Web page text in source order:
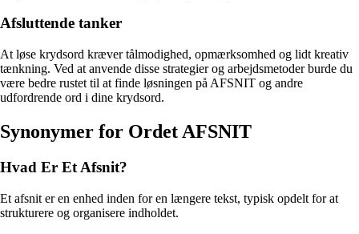
Afsluttende tanker
At løse krydsord kræver tålmodighed, opmærksomhed og lidt kreativ
tænkning. Ved at anvende disse strategier og arbejdsmetoder burde du
være bedre rustet til at finde løsningen på AFSNIT og andre
udfordrende ord i dine krydsord.
Synonymer for Ordet AFSNIT
Hvad Er Et Afsnit?
Et afsnit er en enhed inden for en længere tekst, typisk opdelt for at
strukturere og organisere indholdet.